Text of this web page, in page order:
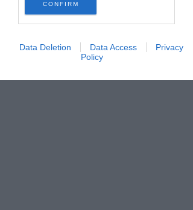
CONFIRM
Data Deletion Data Access
Privacy
Policy
tu es à jour